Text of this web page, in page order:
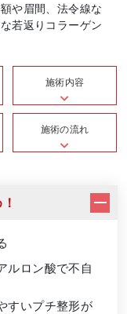
や眉間、法令線な
若返りコラーゲン
施術内容
施術の流れ
ルロン酸で不自
すいプチ整形が